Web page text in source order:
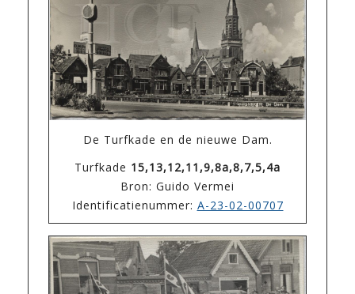
De Turfkade en de nieuwe Dam.
Turfkade 15,13,12,11,9,8a,8,7,5,4a
Bron: Guido Vermei
Identificatienummer: A-23-02-00707